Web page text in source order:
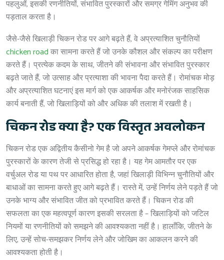
पहलुओं, इसकी रणनीतियों, संभावित पुरस्कारों और समग्र गेमिंग अनुभव की
पड़ताल करता है।
जैसे-जैसे खिलाड़ी चिकन रोड पर आगे बढ़ते हैं, वे अप्रत्याशित चुनौतियों
chicken roadका सामना करते हैं जो उनके कौशल और संकल्प का परीक्षण
करते हैं। प्रत्येक कदम के साथ, जीतने की संभावना और संभावित पुरस्कार
बढ़ते जाते हैं, जो उत्साह और प्रत्याशा की भावना पैदा करते हैं। रोमांचक मोड़
और अप्रत्याशित घटनाएं इस मार्ग को एक आकर्षक और मनोरंजक साहसिक
कार्य बनाती हैं, जो खिलाड़ियों को और अधिक की तलाश में रखती है।
चिकन रोड क्या है? एक विस्तृत अवलोकन
चिकन रोड एक अद्वितीय कैसीनो गेम है जो अपने आकर्षक गेमप्ले और रोमांचक
पुरस्कारों के कारण तेजी से प्रसिद्ध हो रहा है। यह गेम आमतौर पर एक
वर्चुअल रोड या पथ पर आधारित होता है, जहां खिलाड़ी विभिन्न चुनौतियों और
बाधाओं का सामना करते हुए आगे बढ़ते हैं। रास्ते में, उन्हें निर्णय लेने पड़ते हैं जो
उनके भाग्य और संभावित जीत को प्रभावित करते हैं। चिकन रोड की
सफलता का एक महत्वपूर्ण कारण इसकी सरलता है – खिलाड़ियों को जटिल
नियमों या रणनीतियों को समझने की आवश्यकता नहीं है। हालाँकि, जीतने के
लिए, उन्हें सोच-समझकर निर्णय लेने और जोखिम का आकलन करने की
आवश्यकता होती है।